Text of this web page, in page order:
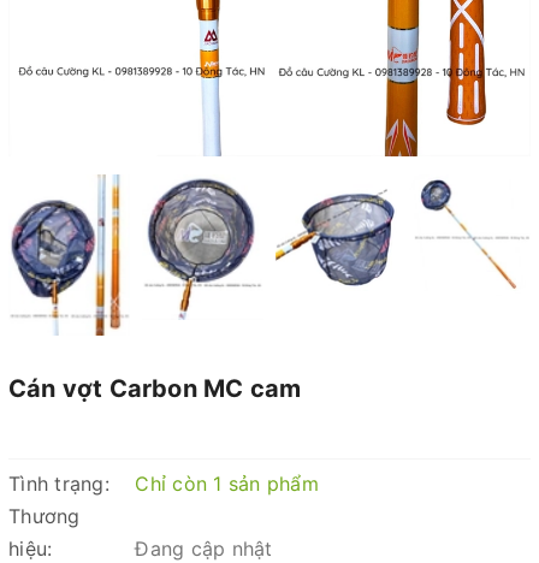
Cán vợt Carbon MC cam
Tình trạng:
Chỉ còn 1 sản phẩm
Thương
hiệu:
Đang cập nhật